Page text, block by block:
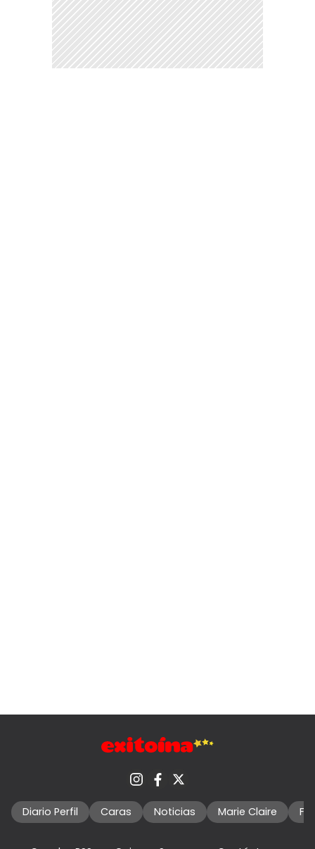
Diario Perfil Caras Noticias Marie Claire